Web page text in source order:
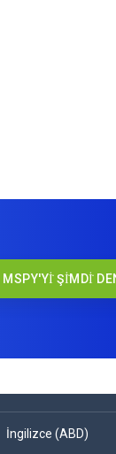
MSPY'Yİ ŞİMDİ
İngilizce (ABD)